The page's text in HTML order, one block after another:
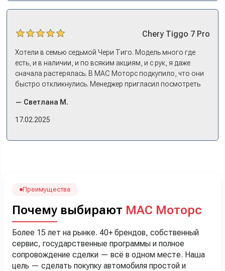
Chery Tiggo 7 Pro
Хотели в семью седьмой Чери Тиго. Модель много где
есть, и в наличии, и по всяким акциям, и с рук, я даже
сначала растерялась. В МАС Моторс подкупило, что они
быстро откликнулись. Менеджер пригласил посмотреть
примериться. Нам тут недалеко, пришли в салон - и в тот
же день купили машину! Неожиданно, но довольны! Все
менеджеру Сергею, профессионал своего дела!
— Светлана М.
17.02.2025
Преимущества
Почему выбирают МАС Моторс
Более 15 лет на рынке. 40+ брендов, собственный
сервис, государственные программы и полное
сопровождение сделки — всё в одном месте. Наша
цель — сделать покупку автомобиля простой и